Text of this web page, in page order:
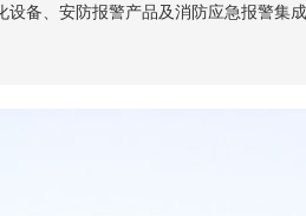
备、安防报警产品及消防应急报警